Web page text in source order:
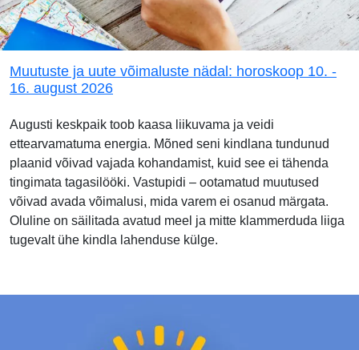
Muutuste ja uute võimaluste nädal: horoskoop 10. -
16. august 2026
Augusti keskpaik toob kaasa liikuvama ja veidi
ettearvamatuma energia. Mõned seni kindlana tundunud
plaanid võivad vajada kohandamist, kuid see ei tähenda
tingimata tagasilööki. Vastupidi – ootamatud muutused
võivad avada võimalusi, mida varem ei osanud märgata.
Oluline on säilitada avatud meel ja mitte klammerduda liiga
tugevalt ühe kindla lahenduse külge.